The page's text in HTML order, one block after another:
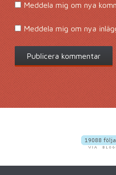
Meddela mig om nya
Meddela mig om nya